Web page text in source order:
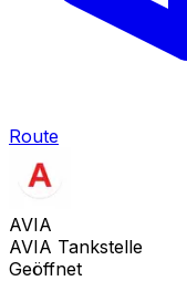
Route
AVIA
AVIA Tankstelle
Geöffnet